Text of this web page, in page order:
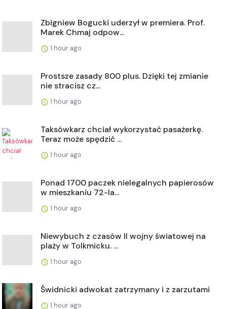
Zbigniew Bogucki uderzył w premiera. Prof.
Marek Chmaj odpow...
1 hour ago
Prostsze zasady 800 plus. Dzięki tej zmianie
nie stracisz cz...
1 hour ago
Taksówkarz chciał wykorzystać pasażerkę.
Teraz może spędzić ...
1 hour ago
Ponad 1700 paczek nielegalnych papierosów
w mieszkaniu 72-la...
1 hour ago
Niewybuch z czasów II wojny światowej na
plaży w Tolkmicku. ...
1 hour ago
Świdnicki adwokat zatrzymany i z zarzutami
1 hour ago